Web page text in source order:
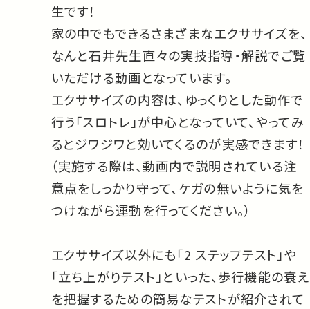
生です！
家の中でもできるさまざまなエクササイズを、
なんと石井先生直々の実技指導・解説でご覧
いただける動画となっています。
エクササイズの内容は、ゆっくりとした動作で
行う「スロトレ」が中心となっていて、やってみ
るとジワジワと効いてくるのが実感できます！
（実施する際は、動画内で説明されている注
意点をしっかり守って、ケガの無いように気を
つけながら運動を行ってください。）
エクササイズ以外にも「2 ステップテスト」や
「立ち上がりテスト」といった、歩行機能の衰え
を把握するための簡易なテストが紹介されて